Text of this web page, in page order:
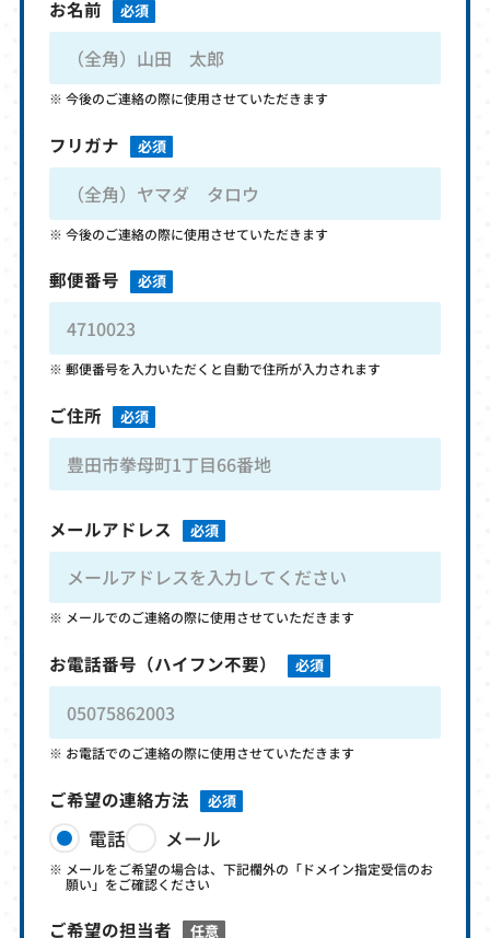
お名前 必須
今後のご連絡の際に使用させていただきます
フリガナ 必須
今後のご連絡の際に使用させていただきます
郵便番号 必須
郵便番号を入力いただくと自動で住所が入力されます
ご住所 必須
メールアドレス 必須
メールでのご連絡の際に使用させていただきます
お電話番号 （ハイフン不要） 必須
お電話でのご連絡の際に使用させていただきます
ご希望の連絡方法 必須
電話 メール
メールをご希望の場合は、下記欄外の「ドメイン指定受信のお
願い」をご確認ください
ご希望の担当者 任意